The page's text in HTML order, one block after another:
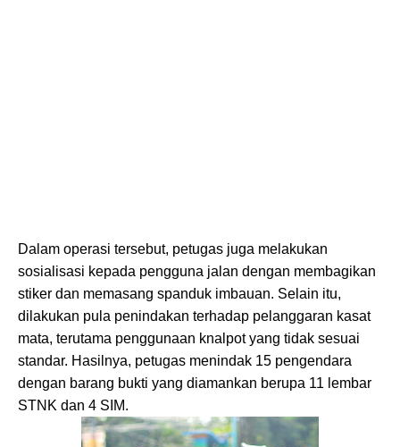
Dalam operasi tersebut, petugas juga melakukan
sosialisasi kepada pengguna jalan dengan membagikan
stiker dan memasang spanduk imbauan. Selain itu,
dilakukan pula penindakan terhadap pelanggaran kasat
mata, terutama penggunaan knalpot yang tidak sesuai
standar. Hasilnya, petugas menindak 15 pengendara
dengan barang bukti yang diamankan berupa 11 lembar
STNK dan 4 SIM.